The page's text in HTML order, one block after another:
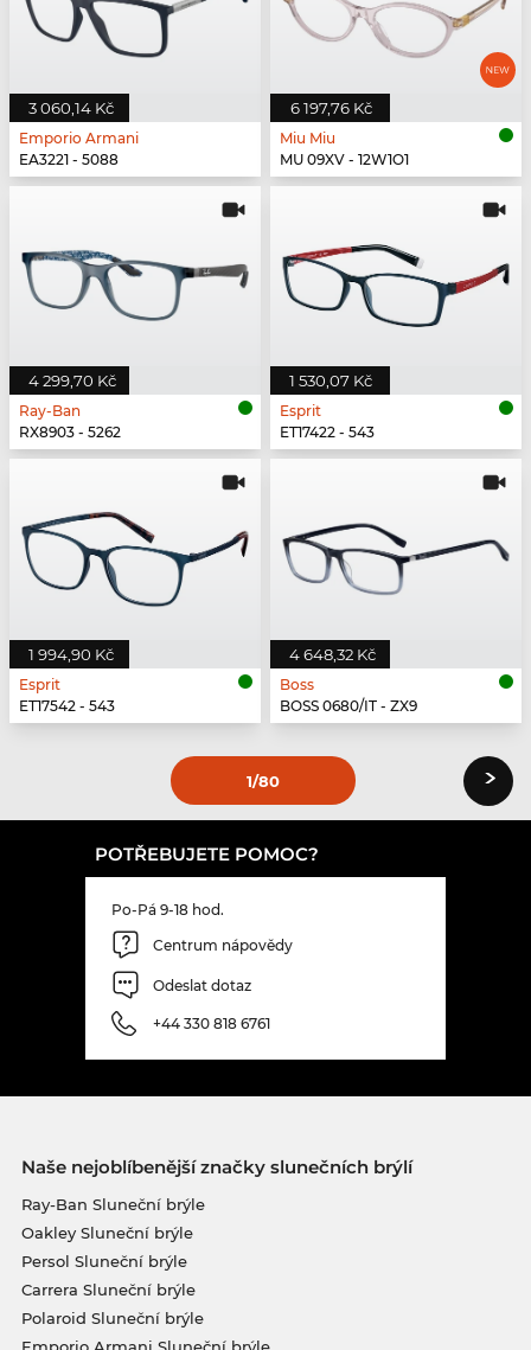
3 060,14 Kč
Emporio Armani
EA3221 - 5088
6 197,76 Kč
Miu Miu
MU 09XV - 12W1O1
4 299,70 Kč
Ray-Ban
RX8903 - 5262
1 530,07 Kč
Esprit
ET17422 - 543
1 994,90 Kč
Esprit
ET17542 - 543
4 648,32 Kč
Boss
BOSS 0680/IT - ZX9
1/80 ›
POTŘEBUJETE POMOC?
Po-Pá 9-18 hod.
Centrum nápovědy
Odeslat dotaz
+44 330 818 6761
Naše nejoblíbenější značky slunečních brýlí
Ray-Ban Sluneční brýle
Oakley Sluneční brýle
Persol Sluneční brýle
Carrera Sluneční brýle
Polaroid Sluneční brýle